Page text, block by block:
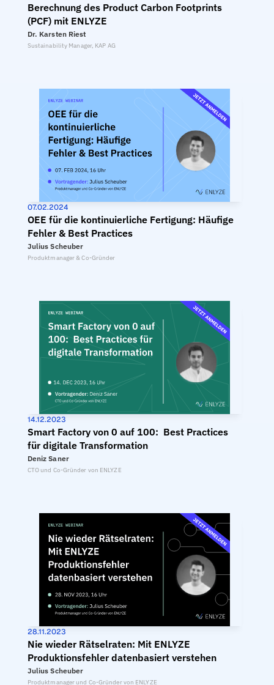
Berechnung des Product Carbon Footprints
(PCF) mit ENLYZE
Dr. Karsten Riest
Sustainability Manager, KAP AG
07.02.2024
OEE für die kontinuierliche Fertigung: Häufige
Fehler & Best Practices
Julius Scheuber
Produktmanager & Co-Gründer
14.12.2023
Smart Factory von 0 auf 100:  Best Practices
für digitale Transformation
Deniz Saner
CTO und Co-Gründer von ENLYZE
28.11.2023
Nie wieder Rätselraten: Mit ENLYZE
Produktionsfehler datenbasiert verstehen
Julius Scheuber
Produktmanager und Co-Gründer von ENLYZE